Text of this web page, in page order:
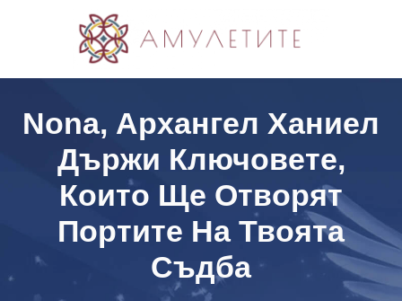
Nona, Архангел Ханиел
Държи Ключовете,
Които Ще Отворят
Портите На Твоята
Съдба